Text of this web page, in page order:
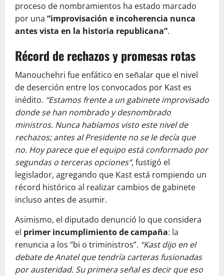
proceso de nombramientos ha estado marcado
por una “improvisación e incoherencia nunca
antes vista en la historia republicana”.
Récord de rechazos y promesas rotas
Manouchehri fue enfático en señalar que el nivel
de deserción entre los convocados por Kast es
inédito. “Estamos frente a un gabinete improvisado
donde se han nombrado y desnombrado
ministros. Nunca habíamos visto este nivel de
rechazos; antes al Presidente no se le decía que
no. Hoy parece que el equipo está conformado por
segundas o terceras opciones”, fustigó el
legislador, agregando que Kast está rompiendo un
récord histórico al realizar cambios de gabinete
incluso antes de asumir.
Asimismo, el diputado denunció lo que considera
el primer incumplimiento de campaña: la
renuncia a los “bi o triministros”. “Kast dijo en el
debate de Anatel que tendría carteras fusionadas
por austeridad. Su primera señal es decir que eso